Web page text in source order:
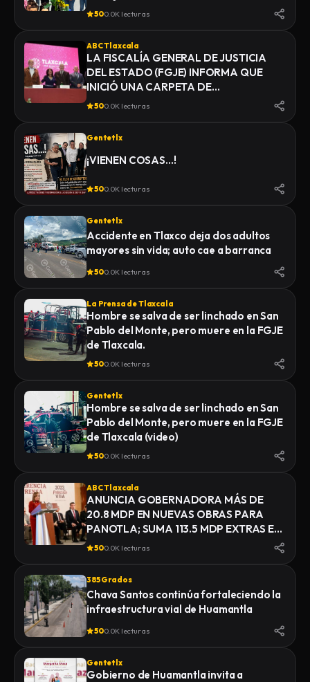
500.0K lecturas
ABC Tlaxcala
LA FISCALÍA GENERAL DE JUSTICIA
DEL ESTADO (FGJE) INFORMA QUE
INICIÓ UNA CARPETA DE
INVESTIGACIÓN POR EL DELITO DE
MIENTRAS ERA TRASLADADO POR
ELEMENTOS DE LA POLICÍA MUNICIPAL
INSTITUTO DE CIENCIAS FORENSES
CERTIFICADO MÉDICO
CORRESPONDIENTE
500.0K lecturas
Gentetlx
¡VIENEN COSAS…!
500.0K lecturas
Gentetlx
Accidente en Tlaxco deja dos adultos
mayores sin vida; auto cae a barranca
500.0K lecturas
La Prensa de Tlaxcala
Hombre se salva de ser linchado en San
Pablo del Monte, pero muere en la FGJE
de Tlaxcala.
500.0K lecturas
Gentetlx
Hombre se salva de ser linchado en San
Pablo del Monte, pero muere en la FGJE
de Tlaxcala (video)
500.0K lecturas
ABC Tlaxcala
ANUNCIA GOBERNADORA MÁS DE
20.8 MDP EN NUEVAS OBRAS PARA
PANOTLA; SUMA 113.5 MDP EXTRAS EN
INFRAESTRUCTURA
500.0K lecturas
385 Grados
Chava Santos continúa fortaleciendo la
infraestructura vial de Huamantla
500.0K lecturas
Gentetlx
Gobierno de Huamantla invita a